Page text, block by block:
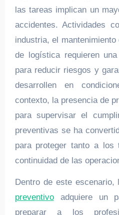
las tareas implican un
accidentes. Actividades
industria, el
de logística requieren
para reducir riesgos y
desarrollen en
contexto, la presencia de
para supervisar el
preventivas se ha
para proteger tanto a los
continuidad de las
Dentro de este
preventivoadquiere un
preparar a los